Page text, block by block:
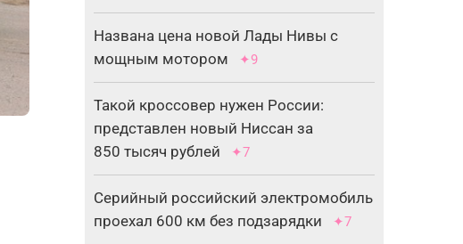
Названа цена новой Лады Нивы с
мощным мотором
✦9
Такой кроссовер нужен России:
представлен новый Ниссан за
850 тысяч рублей
✦7
Серийный российский электромобиль
проехал 600 км без подзарядки
✦7